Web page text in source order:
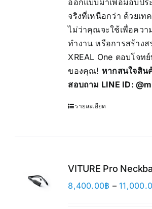
ออกแบบมาเพื่อมอบป
จริงที่เหนือกว่า ด้วยเท
ไม่ว่าคุณจะใช้เพื่อควา
ทำงาน หรือการสร้าง
XREAL One ตอบโจท
ของคุณ! หากสนใจสิน
สอบถาม LINE ID:
รายละเอียด
VITURE Pro
8,400.00฿ –